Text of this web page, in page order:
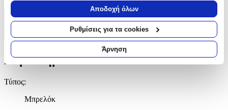
Να συλλέξουμε πληροφορίες σχετικά με τη γεωγραφική
σας τοποθεσία, οι οποίες μπορεί να είναι ακριβείς σε
απόσταση μερικών μέτρων
Να αναγνωρίσουμε τη συσκευή σας σαρώνοντας ενεργά
για συγκεκριμένα χαρακτηριστικά (δακτυλικό αποτύπωμα)
Μάθετε περισσότερα σχετικά με τον τρόπο επεξεργασίας των
προσωπικών σας δεδομένων και καθορίστε τις προτιμήσεις σας
στην
ανακαλέσετε τη συγκατάθεσή σας ανά πάσα στιγμή από τη
Δήλωση Cookies.
Αποδοχή όλων
Ρυθμίσεις για τα cookies
Άρνηση
Χαρακτηριστικά
+
Χαρακτηριστικά
Τύπος:
Μπρελόκ